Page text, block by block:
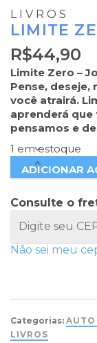
LIVROS
LIMITE
R$44,90
Limite Zero –
Pense,
você atrairá.
aprenderá
pensamos e
1 em estoque
ADICIONAR
Consulte o
Não sei meu
Categorias:
LIVROS